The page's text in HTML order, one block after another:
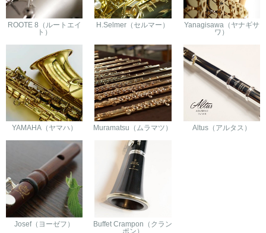
ROOTE 8（ルートエイ
ト）
H.Selmer（セルマー）
Yanagisawa（ヤナギサ
ワ）
YAMAHA（ヤマハ） Muramatsu（ムラマツ） Altus（アルタス）
Josef（ヨーゼフ）
Buffet Crampon（クラン
ポン）